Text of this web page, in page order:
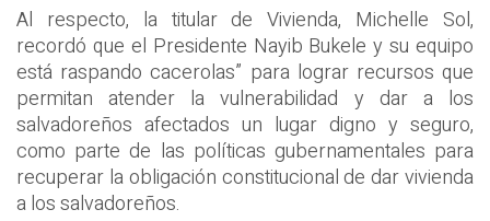
Al respecto, la titular de Vivienda, Michelle Sol,
recordó que el Presidente Nayib Bukele y su equipo
está raspando cacerolas” para lograr recursos que
permitan atender la vulnerabilidad y dar a los
salvadoreños afectados un lugar digno y seguro,
como parte de las políticas gubernamentales para
recuperar la obligación constitucional de dar vivienda
a los salvadoreños.